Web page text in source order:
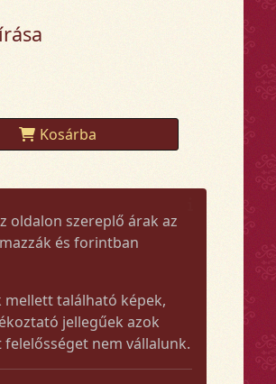
Kosárba
oldalon szereplő árak az
és forintban
mellett található képek,
jellegűek azok
nem vállalunk.